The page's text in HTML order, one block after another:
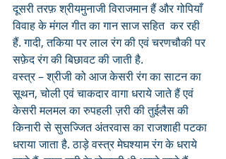
दूसरी तरफ़ श्रीयमुनाजी विराजमान हैं और गोपियाँ
विवाह के मंगल गीत का गान साज सहित  कर रही
हैं. गादी, तकिया पर लाल रंग की एवं चरणचौकी पर
सफ़ेद रंग की बिछावट की जाती है.
वस्त्र – श्रीजी को आज केसरी रंग का साटन का
सूथन, चोली एवं चाकदार वागा धराये जाते हैं एवं
केसरी मलमल का रुपहली ज़री की तुईलैस की
किनारी से सुसज्जित अंतरवास का राजशाही पटका
धराया जाता है. ठाड़े वस्त्र मेघश्याम रंग के धराये